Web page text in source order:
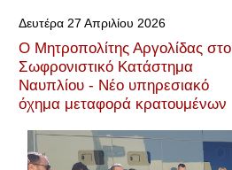
Δευτέρα 27 Απριλίου 2026
Ο Μητροπολίτης Αργολίδας στο
Σωφρονιστικό Κατάστημα
Ναυπλίου - Νέο υπηρεσιακό
όχημα μεταφορά κρατουμένων